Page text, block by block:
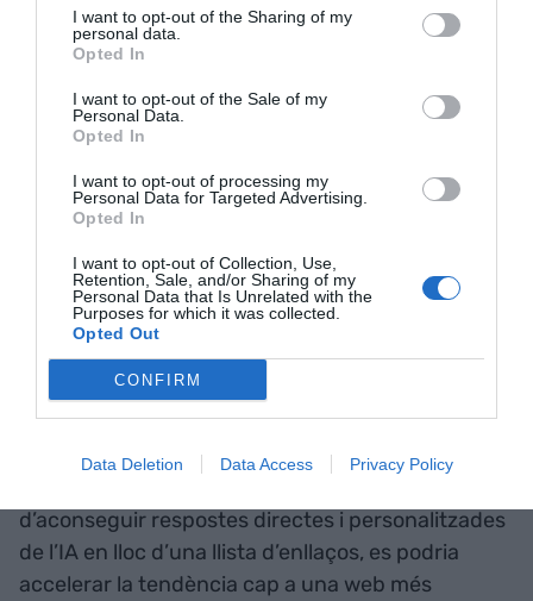
I want to opt-out of the Sharing of my
personal data.
Opted In
I want to opt-out of the Sale of my
Personal Data.
Opted In
I want to opt-out of processing my
Personal Data for Targeted Advertising.
Opted In
I want to opt-out of Collection, Use,
Retention, Sale, and/or Sharing of my
Personal Data that Is Unrelated with the
Purposes for which it was collected.
Opted Out
CONFIRM
Data Deletion Data Access Privacy Policy
startups comPerplexityamb el seu Comet, o
navegadors independents com
que han anat afegint capacitats d’IA als seus
productes. OpenAI, però, té l’avantatge de la
disseny. Si Atlas es consolida, podria robar usuaris
no només a Chrome, sinó també als navegadors
petits que fins ara atreien els entusiastes de la IA.
I si no vull fer servir un navegador amb IA perquè
no va amb mi? Tinc males notícies. Més enllà de la
rivalitat empresarial, Atlas i la resta de
navegadors de nova generació podrien tenir
efectes profunds en la pròpia web tal com la
d’aconseguir respostes directes i personalitzades
de l’IA en lloc d’una llista d’enllaços, es podria
accelerar la tendència cap a una web més